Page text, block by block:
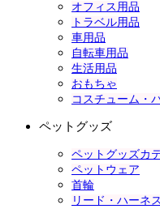
オフィス用品
トラベル用品
車用品
自転車用品
生活用品
おもちゃ
コスチューム・
ペットグッズ
ペットグッズカ
ペットウェア
首輪
リード・ハーネス